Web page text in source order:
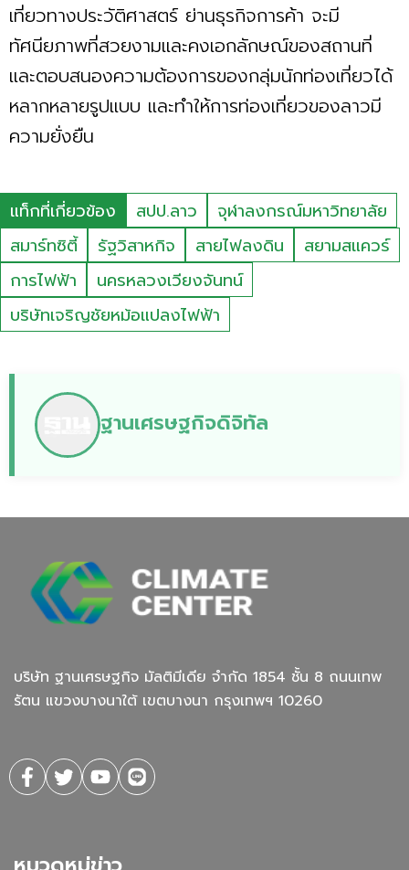
เที่ยวทางประวัติศาสตร์ ย่านธุรกิจการค้า จะมี
ทัศนียภาพที่สวยงามและคงเอกลักษณ์ของสถานที่
และตอบสนองความต้องการของกลุ่มนักท่องเที่ยวได้
หลากหลายรูปแบบ และทำให้การท่องเที่ยวของลาวมี
ความยั่งยืน
แท็กที่เกี่ยวข้อง สปป.ลาว
จุฬาลงกรณ์มหาวิทยาลัย
สมาร์ทซิตี้
รัฐวิสาหกิจ สายไฟลงดิน
สยามสแควร์
การไฟฟ้า
นครหลวงเวียงจันทน์
บริษัทเจริญชัยหม้อแปลงไฟฟ้า
ฐานเศรษฐกิจดิจิทัล
บริษัท ฐานเศรษฐกิจ มัลติมีเดีย จํากัด 1854 ชั้น 8 ถนนเทพ
รัตน แขวงบางนาใต้ เขตบางนา กรุงเทพฯ 10260